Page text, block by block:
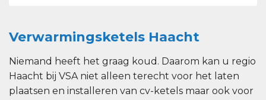
Verwarmingsketels Haacht
Niemand heeft het graag koud. Daarom kan u regio
Haacht bij VSA niet alleen terecht voor het laten
plaatsen en installeren van cv-ketels maar ook voor